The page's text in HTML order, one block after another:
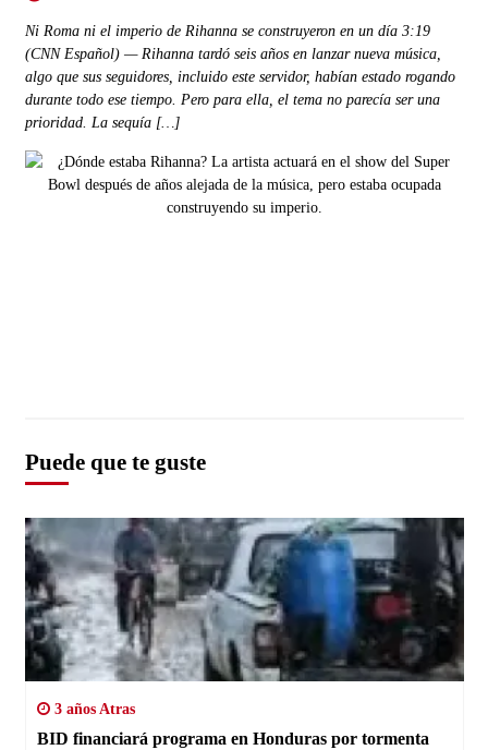
Ni Roma ni el imperio de Rihanna se construyeron en un día 3:19
(CNN Español) — Rihanna tardó seis años en lanzar nueva música,
algo que sus seguidores, incluido este servidor, habían estado rogando
durante todo ese tiempo. Pero para ella, el tema no parecía ser una
prioridad. La sequía […]
Puede que te guste
3 años Atras
BID financiará programa en Honduras por tormenta